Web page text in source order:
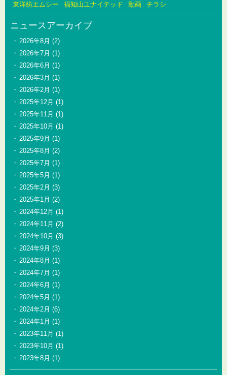
東洋紡エムシー
福知山ユナイテッド 動画 チラシ
ニュースアーカイブ
2026年8月 (2)
2026年7月 (1)
2026年6月 (1)
2026年3月 (1)
2026年2月 (1)
2025年12月 (1)
2025年11月 (1)
2025年10月 (1)
2025年9月 (1)
2025年8月 (2)
2025年7月 (1)
2025年5月 (1)
2025年2月 (3)
2025年1月 (2)
2024年12月 (1)
2024年11月 (2)
2024年10月 (3)
2024年9月 (3)
2024年8月 (1)
2024年7月 (1)
2024年6月 (1)
2024年5月 (1)
2024年2月 (6)
2024年1月 (1)
2023年11月 (1)
2023年10月 (1)
2023年8月 (1)